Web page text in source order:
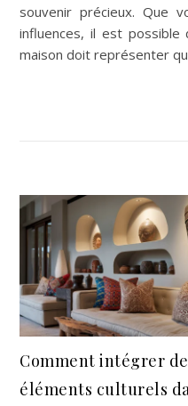
souvenir précieux. Que
influences, il est
maison doit représenter
Comment intégrer
éléments culturels